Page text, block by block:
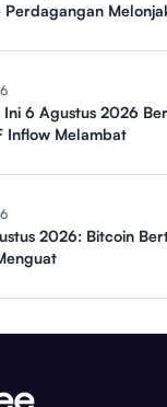
Perdagangan
6 Agustus 2026
Inflow Melambat
2026: Bitcoin